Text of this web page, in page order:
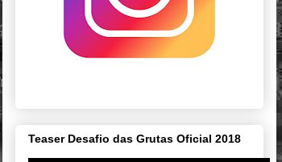
Teaser Desafio das Grutas Oficial 2018